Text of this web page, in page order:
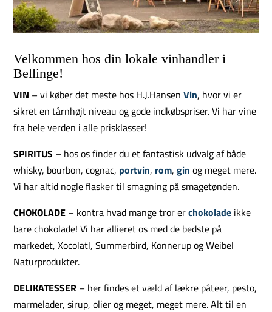
Velkommen hos din lokale vinhandler i
Bellinge!
VIN – vi køber det meste hos H.J.HansenVin, hvor vi er
sikret en tårnhøjt niveau og gode indkøbspriser. Vi har vine
fra hele verden i alle prisklasser!
SPIRITUS – hos os finder du et fantastisk udvalg af både
whisky, bourbon, cognac, portvin, rom,gin og meget mere.
Vi har altid nogle flasker til smagning på smagetønden.
CHOKOLADE – kontra hvad mange tror erchokolade ikke
bare chokolade! Vi har allieret os med de bedste på
markedet, Xocolatl, Summerbird, Konnerup og Weibel
Naturprodukter.
DELIKATESSER – her findes et væld af lækre pâteer, pesto,
marmelader, sirup, olier og meget, meget mere. Alt til en